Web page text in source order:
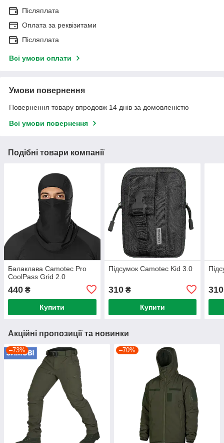
Післяплата
Оплата за реквізитами
Післяплата
Всі умови оплати
Умови повернення
Повернення товару впродовж 14 днів за домовленістю
Всі умови повернення
Подібні товари компанії
Балаклава Camotec Pro
CoolPass Grid 2.0
440 ₴
Купити
Підсумок Camotec Kid 3.0
310₴
Купити
310
Акційні пропозиції та новинки
–73% –70%